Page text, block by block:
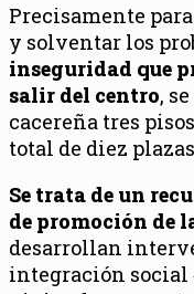
Precisamente
y solventar los
inseguridad que
salir del centro,
cacereña tres
total de diez
Se trata de un
de promoción de
desarrollan
integración social